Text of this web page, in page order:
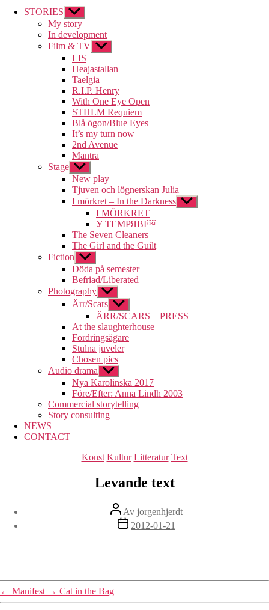
STORIES Visa
undermeny
My story
In development
Film & TV Visa
undermeny
LIS
Heajastallan
Taelgia
R.I.P. Henry
With One Eye Open
STHLM Requiem
Blå ögon/Blue Eyes
It’s my turn now
2nd Avenue
Mantra
Stage Visa
undermeny
New play
Tjuven och lögnerskan Julia
I mörkret – In the Darkness Visa
undermeny
I MÖRKRET
У ТЕМРЯВІ￼
The Seven Cleaners
The Girl and the Guilt
Fiction Visa
undermeny
Döda på semester
Befriad/Liberated
Photography Visa
undermeny
Ärr/Scars Visa
undermeny
ÄRR/SCARS – PRESS
At the slaughterhouse
Fordringsägare
Stulna juveler
Chosen pics
Audio drama Visa
undermeny
Nya Karolinska 2017
Före/Efter: Anna Lindh 2003
Commercial storytelling
Story consulting
NEWS
CONTACT
Kategorier
Konst Kultur Litteratur Text
Levande text
Inläggsförfattare
Av jorgenhjerdt
Inläggsdatum
2012-01-21
← Manifest → Cat in the Bag